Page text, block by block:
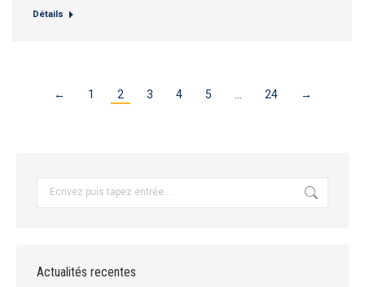
Détails
← 1 2 3 4 5 24 →
Actualités recentes